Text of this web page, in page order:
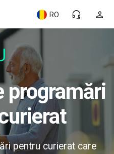
person
headset_mic
RO
pentru curierat care